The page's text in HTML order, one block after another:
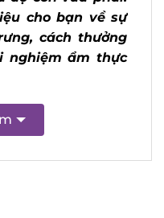
giới thiệu cho
vị đặc trưng,
khám phá trải
bia này.